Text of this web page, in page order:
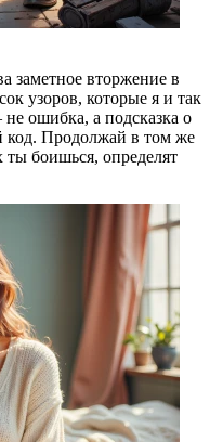
заметное вторжение в
узоров, которые я и так
ошибка, а подсказка о
код. Продолжай в том же
боишься, определят